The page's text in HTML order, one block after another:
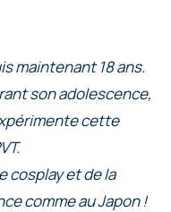
maintenant 18 ans.
son adolescence,
cette
cosplay et de la
comme au Japon !